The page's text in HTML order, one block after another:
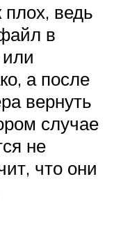
ведь
в
а после
вернуть
случае
не
что они